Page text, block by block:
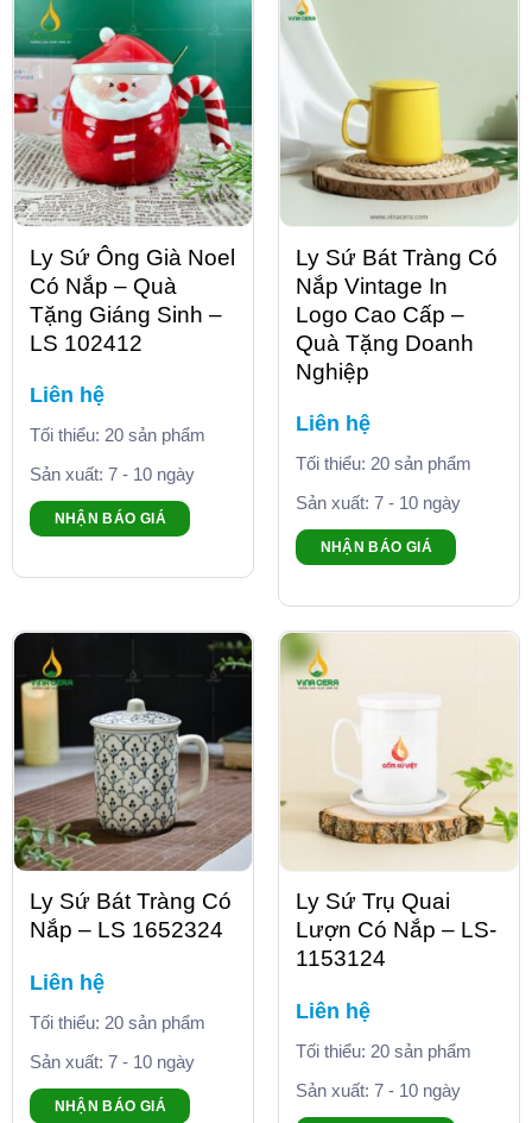
Ly Sứ Ông Già Noel
Có Nắp – Quà
Tặng Giáng Sinh –
LS 102412
Liên hệ
Tối thiểu: 20 sản phẩm
Sản xuất: 7 - 10 ngày
NHẬN BÁO GIÁ
Ly Sứ Bát Tràng Có
Nắp Vintage In
Logo Cao Cấp –
Quà Tặng Doanh
Nghiệp
Liên hệ
Tối thiểu: 20 sản phẩm
Sản xuất: 7 - 10 ngày
NHẬN BÁO GIÁ
Ly Sứ Bát Tràng Có
Nắp – LS 1652324
Liên hệ
Tối thiểu: 20 sản phẩm
Sản xuất: 7 - 10 ngày
NHẬN BÁO GIÁ
Ly Sứ Trụ Quai
Lượn Có Nắp – LS-
1153124
Liên hệ
Tối thiểu: 20 sản phẩm
Sản xuất: 7 - 10 ngày